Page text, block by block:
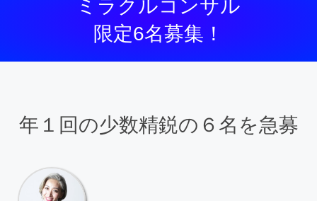
ミラクルコンサル
限定6名募集！
年１回の少数精鋭の６名を急募